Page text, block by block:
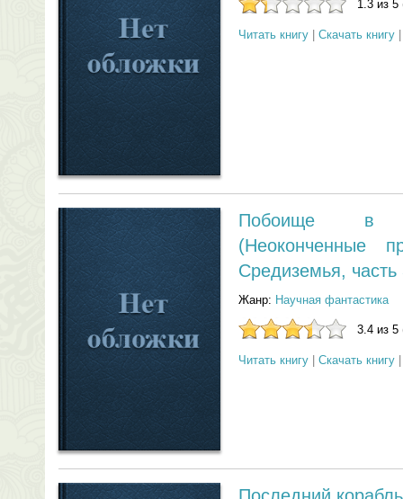
1.3 из 5
Читать книгу Скачать книгу
Побоище в
(Неоконченные
Средиземья, часть
Жанр: Научная фантастика
3.4 из 5
Читать книгу Скачать книгу